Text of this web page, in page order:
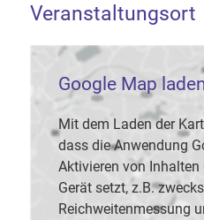
Veranstaltungsort
Google Map
Mit dem Laden der
dass die Anwendung
Aktivieren von
Gerät setzt, z.B. zwecks
Reichweitenmessung